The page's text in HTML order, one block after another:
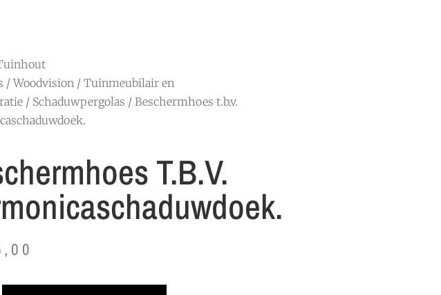
/Woodvision / Tuinmeubilair en
/ Schaduwpergolas / Beschermhoes t.b.v.
T.b.v.